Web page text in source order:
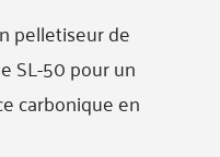
pelletiseur de
SL-50 pour un
carbonique en